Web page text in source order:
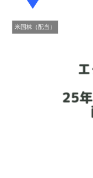
米国株（配当）